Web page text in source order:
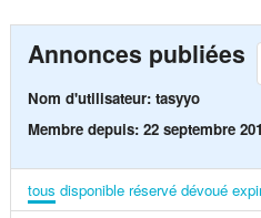
Annonces publiées
Nom d'utilisateur: tasyyo
Membre depuis: 22 septembre
tous disponible réservé dévoué